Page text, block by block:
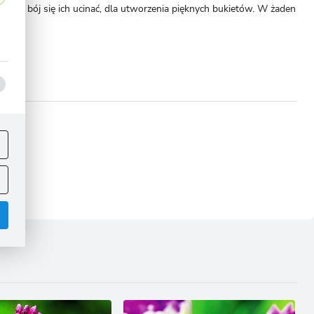
nie bój się ich ucinać, dla utworzenia pięknych bukietów. W żaden